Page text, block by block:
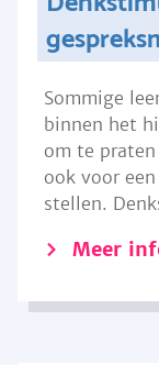
Sommige
binnen het
om te
ook voor
stellen.
Meer